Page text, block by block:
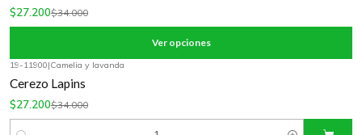
$27.200$34.000
Ver opciones
19-11900|Camelia y lavanda
Cerezo Lapins
$27.200$34.000